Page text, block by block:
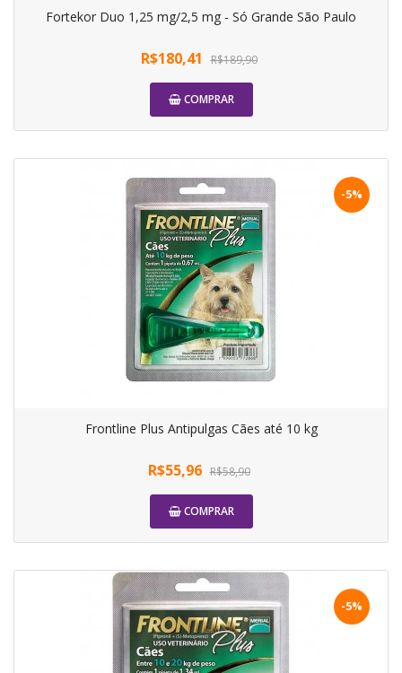
Fortekor Duo 1,25 mg/2,5 mg - Só Grande São Paulo
R$180,41 R$189,90
COMPRAR
-5%
Frontline Plus Antipulgas Cães até 10 kg
R$55,96 R$58,90
COMPRAR
-5%